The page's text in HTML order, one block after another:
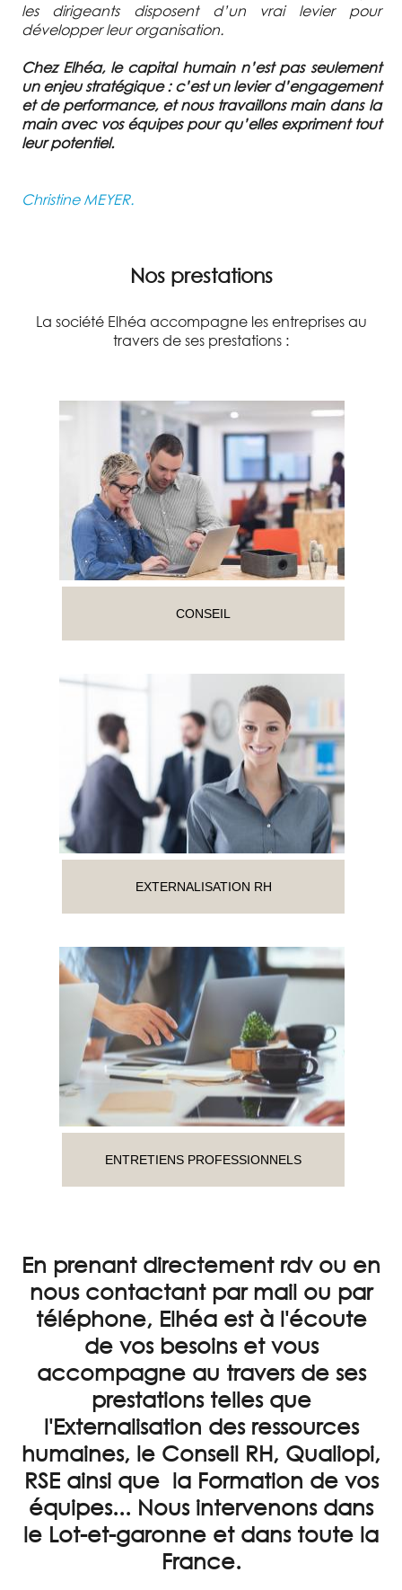
les dirigeants disposent d’un vrai levier pour
développer leur organisation.
Chez Elhéa, le capital humain n’est pas seulement
un enjeu stratégique : c’est un levier d’engagement
et de performance, et nous travaillons main dans la
main avec vos équipes pour qu’elles expriment tout
leur potentiel.
Christine MEYER.
Nos prestations
La société Elhéa accompagne les entreprises au
travers de ses prestations :
CONSEIL
EXTERNALISATION RH
ENTRETIENS PROFESSIONNELS
En prenant directement rdv ou en
nous contactant par mail ou par
téléphone, Elhéa est à l'écoute
de vos besoins et vous
accompagne au travers de ses
prestations telles que
l'Externalisation des ressources
humaines, le Conseil RH, Qualiopi,
RSE ainsi que la Formation de vos
équipes... Nous intervenons dans
le Lot-et-garonne et dans toute la
France.